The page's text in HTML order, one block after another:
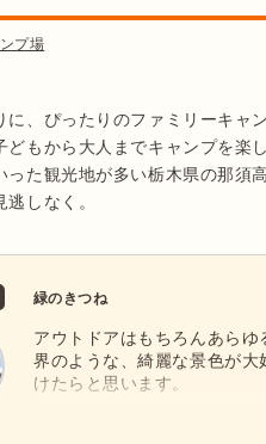
プ場
に、ぴったりのファミリーキャ
どもから大人までキャンプを楽
った観光地が多い栃木県の那須
しなく。
緑のきつね
アウトドアはもちろんあら
界のような、綺麗な景色が
けたらと思います。